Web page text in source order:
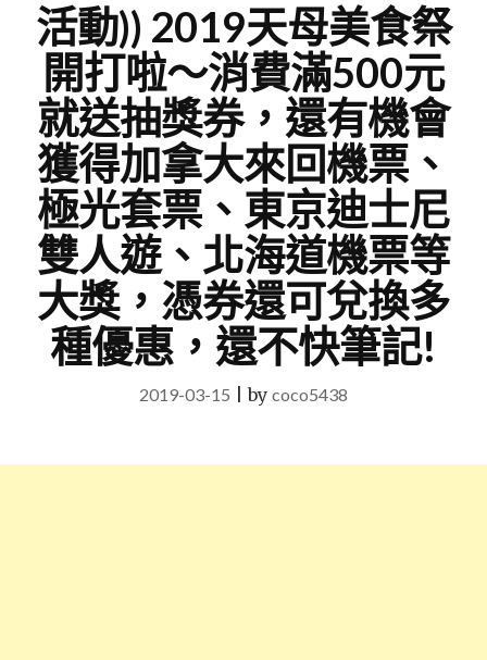
活動)) 2019天母美食祭
開打啦～消費滿500元
就送抽獎券，還有機會
獲得加拿大來回機票、
極光套票、東京迪士尼
雙人遊、北海道機票等
大獎，憑券還可兌換多
種優惠，還不快筆記!
2019-03-15 |by coco5438